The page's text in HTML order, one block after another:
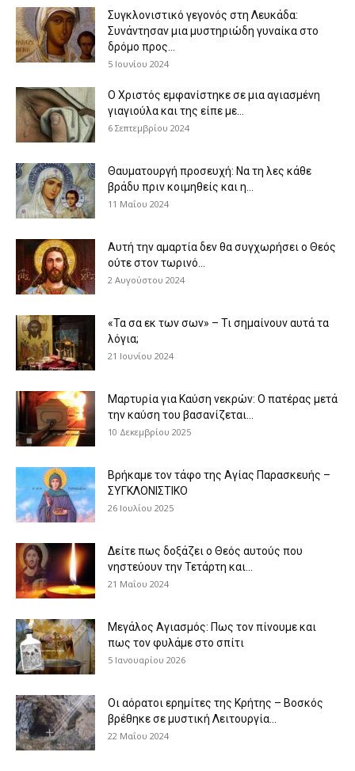
Συγκλονιστικό γεγονός στη Λευκάδα:
Συνάντησαν μια μυστηριώδη γυναίκα στο
δρόμο προς...
5 Ιουνίου 2024
Ο Χριστός εμφανίστηκε σε μια αγιασμένη
γιαγιούλα και της είπε με...
6 Σεπτεμβρίου 2024
Θαυματουργή προσευχή: Να τη λες κάθε
βράδυ πριν κοιμηθείς και η...
11 Μαΐου 2024
Αυτή την αμαρτία δεν θα συγχωρήσει ο Θεός
ούτε στον τωρινό...
2 Αυγούστου 2024
«Τα σα εκ των σων» – Τι σημαίνουν αυτά τα
λόγια;
21 Ιουνίου 2024
Μαρτυρία για Καύση νεκρών: Ο πατέρας μετά
την καύση του βασανίζεται...
10 Δεκεμβρίου 2025
Βρήκαμε τον τάφο της Αγίας Παρασκευής –
ΣΥΓΚΛΟΝΙΣΤΙΚΟ
26 Ιουλίου 2025
Δείτε πως δοξάζει ο Θεός αυτούς που
νηστεύουν την Τετάρτη και...
21 Μαΐου 2024
Μεγάλος Αγιασμός: Πως τον πίνουμε και
πως τον φυλάμε στο σπίτι
5 Ιανουαρίου 2026
Οι αόρατοι ερημίτες της Κρήτης – Βοσκός
βρέθηκε σε μυστική Λειτουργία...
22 Μαΐου 2024